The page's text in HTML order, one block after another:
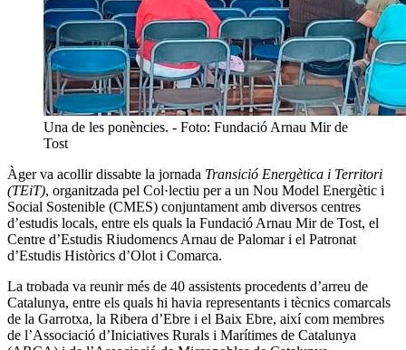
Una de les ponències. - Foto: Fundació Arnau Mir de
Tost
Àger va acollir dissabte la jornada Transició Energètica i Territori
(TEiT), organitzada pel Col·lectiu per a un Nou Model Energètic i
Social Sostenible (CMES) conjuntament amb diversos centres
d’estudis locals, entre els quals la Fundació Arnau Mir de Tost, el
Centre d’Estudis Riudomencs Arnau de Palomar i el Patronat
d’Estudis Històrics d’Olot i Comarca.
La trobada va reunir més de 40 assistents procedents d’arreu de
Catalunya, entre els quals hi havia representants i tècnics comarcals
de la Garrotxa, la Ribera d’Ebre i el Baix Ebre, així com membres
de l’Associació d’Iniciatives Rurals i Marítimes de Catalunya